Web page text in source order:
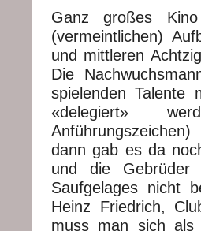
Ganz großes
(vermeintlichen)
und mittleren
Die
spielenden Talente
«delegiert»
dann gab es da
und die Gebrüder
Saufgelages nicht
Heinz Friedrich,
muss man sich als